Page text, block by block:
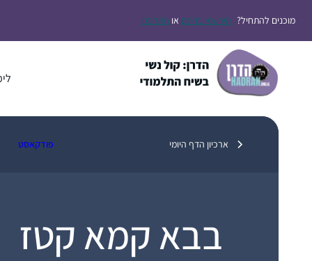
לתוכןמוכנים להתחיל? הירשמו בחינם או התחברו
ארכיון הדף היומי פודקאסט
בבא קמא קטז